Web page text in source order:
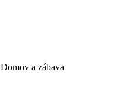
Domov a zábava